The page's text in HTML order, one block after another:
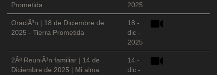
Prometida
2025
OraciÃ³n | 18 de Diciembre de
2025 - Tierra Prometida
18 -
dic -
2025
2Âª ReuniÃ³n familiar | 14 de
Diciembre de 2025 | Mi alma
14 -
dic -